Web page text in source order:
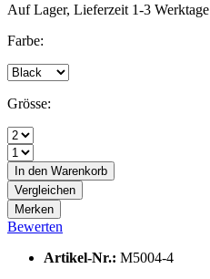
Auf Lager, Lieferzeit 1-3 Werktage
Farbe:
Grösse:
In den Warenkorb
Vergleichen
Merken
Bewerten
Artikel-Nr.: M5004-4